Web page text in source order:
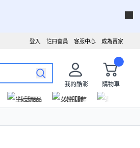
成為賣家
客服中心
註冊會員
登入
我的酷澎
購物車
生活用品 女性服飾